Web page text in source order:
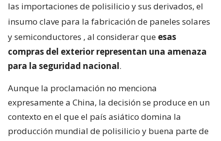
las importaciones de polisilicio y sus derivados, el
insumo clave para la fabricación de paneles solares
y semiconductores , al considerar que esas
compras del exterior representan una amenaza
para la seguridad nacional.
Aunque la proclamación no menciona
expresamente a China, la decisión se produce en un
contexto en el que el país asiático domina la
producción mundial de polisilicio y buena parte de